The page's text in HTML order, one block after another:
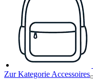
Zur Kategorie Accessoires